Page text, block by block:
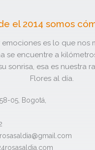
el 2014 somos
emociones es lo que nos
se encuentre a
sonrisa, esa es nuestra
Flores al día.
05, Bogotá,